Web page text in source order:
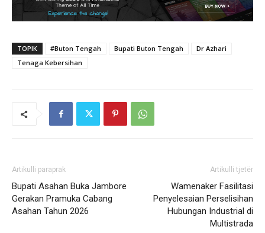
TOPIK #Buton Tengah Bupati Buton Tengah
Dr Azhari
Tenaga Kebersihan
Artikulli paraprak
Bupati Asahan Buka Jambore
Gerakan Pramuka Cabang
Asahan Tahun 2026
Artikulli tjetër
Wamenaker Fasilitasi
Penyelesaian Perselisihan
Hubungan Industrial di
Multistrada